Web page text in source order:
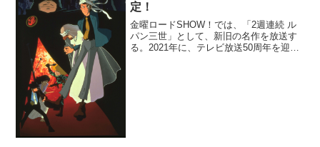
定！
金曜ロードSHOW！では、「2週連続 ル
パン三世」として、新旧の名作を放送す
る。2021年に、テレビ放送50周年を迎え